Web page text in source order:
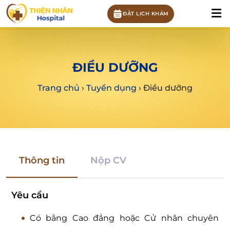
ĐẶT LỊCH KHÁM
ĐIỀU DƯỠNG
Trang chủ › Tuyển dụng › Điều dưỡng
Thông tin Nộp CV
Yêu cầu
Có bằng Cao đẳng hoặc Cử nhân chuyên